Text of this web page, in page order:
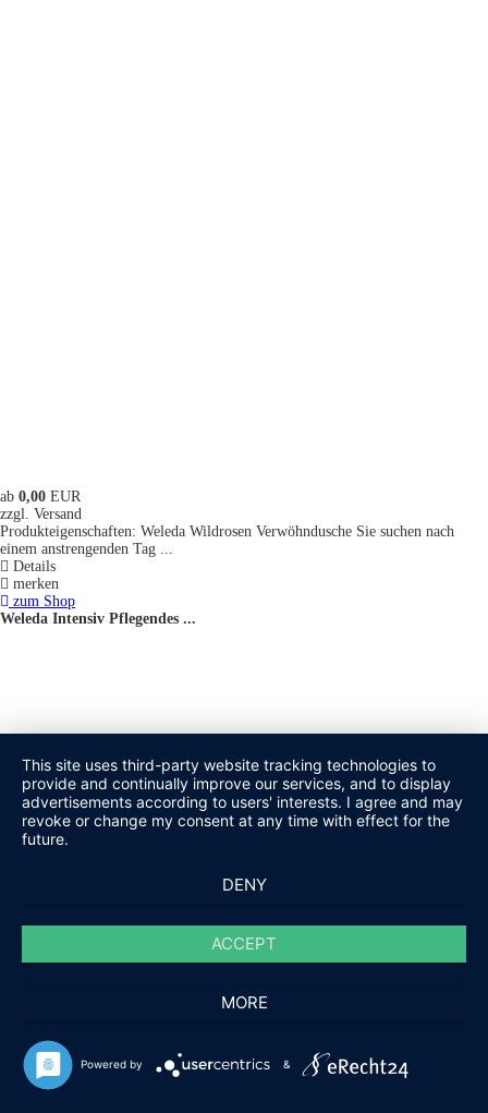
ab 0,00 EUR
zzgl. Versand
Produkteigenschaften: Weleda Wildrosen Verwöhndusche Sie suchen nach
einem anstrengenden Tag ...
Details
merken
zum Shop
Weleda Intensiv Pflegendes ...
This site uses third-party website tracking technologies to
provide and continually improve our services, and to display
advertisements according to users' interests. I agree and may
revoke or change my consent at any time with effect for the
future.
DENY
ACCEPT
MORE
Powered by &